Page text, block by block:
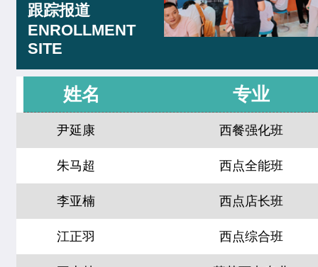
特色轻食简餐班 11人
时尚咖啡兴趣班
周末西点班
网红单品定制班 16人
中西式面点专业(升学) 24人 技能
时尚西点专业 18人 技能
菁英西点专业 21人 技能
西餐工艺专业 22人 技能
跟踪报道
ENROLLMENT
SITE
姓名 专业
赵晴晴 中西式面点专业(升学)
尹延康 西餐强化班
朱马超 西点全能班
李亚楠 西点店长班
江正羽 西点综合班
王士林 菁英西点专业